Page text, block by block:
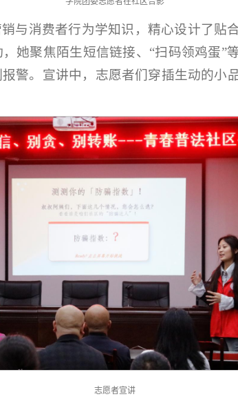
与消费者行为学知识，精心设计了贴
她聚焦陌生短信链接、“扫码领鸡蛋”
警。宣讲中，志愿者们穿插生动的小
志愿者宣讲